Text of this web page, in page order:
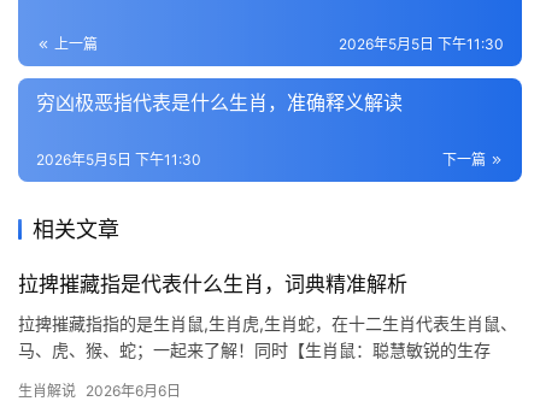
上一篇 2026年5月5日 下午11:30
穷凶极恶指代表是什么生肖，准确释义解读
下一篇
2026年5月5日 下午11:30
相关文章
拉捭摧藏指是代表什么生肖，词典精准解析
拉捭摧藏指指的是生肖鼠,生肖虎,生肖蛇，在十二生肖代表生肖鼠、
马、虎、猴、蛇；一起来了解！同时【生肖鼠：聪慧敏锐的生存
2026年对属鼠人而言极为关键，尤其是下半年，事业上可能遭遇“项
生肖解说 2026年6月6日